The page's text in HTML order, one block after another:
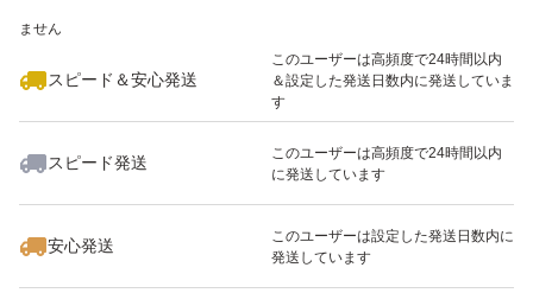
ません
スピード＆安心発送
このユーザーは高頻度で24時間以内
＆設定した発送日数内に発送していま
す
スピード発送
このユーザーは高頻度で24時間以内
に発送しています
安心発送
このユーザーは設定した発送日数内に
発送しています
いいね！
1,599